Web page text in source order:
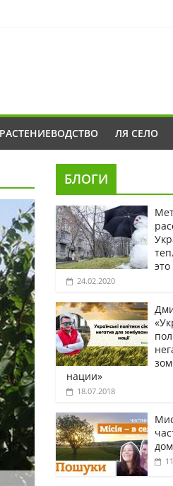
РАСТЕНИЕВОДСТВО ЛЯ СЕЛО
БЛОГИ
24.02.2020
нации»
18.07.2018